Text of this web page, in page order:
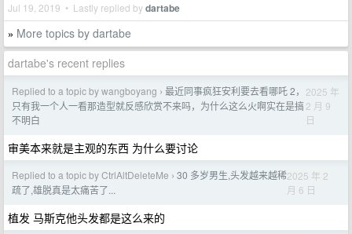
Jul 19, 2019 • Lastly replied bydartabe
» More topics by dartabe
dartabe's recent replies
Replied to a topic by wangboyang › 最近同事疯狂安利要去看哪吒 2，
只有我一个人一看那造型就反感欣赏不来吗，为什么这么火啊实在是搞
不明白
2025 年
2 月 9
日
审美本来就是主观的东西 为什么要讨论
Replied to a topic by CtrlAltDeleteMe › 30 多岁男生,头发越来越稀
疏了,雄脱真是太痛苦了...
2025 年 2
月 6 日
植发 马斯克他头发都是这么来的